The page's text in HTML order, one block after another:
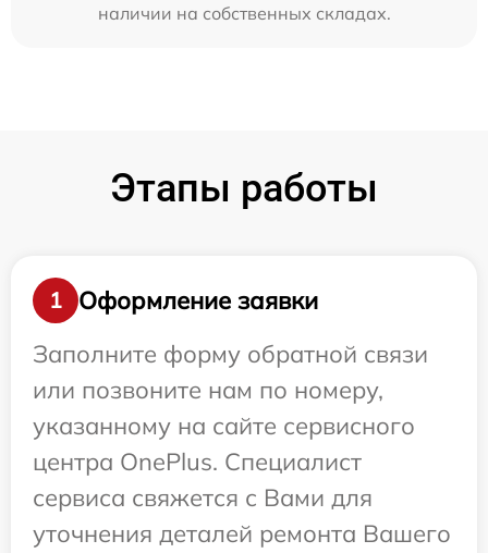
наличии на собственных складах.
Этапы работы
1
Оформление заявки
Заполните форму обратной связи
или позвоните нам по номеру,
указанному на сайте сервисного
центра OnePlus. Специалист
сервиса свяжется с Вами для
уточнения деталей ремонта Вашего